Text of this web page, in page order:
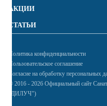
АКЦИИ
СТАТЬИ
Политика конфиденциальности
Пользовательское соглашение
Согласие на обработку персональных
© 2016 - 2026 Официальный сайт
"ДИЛУЧ")